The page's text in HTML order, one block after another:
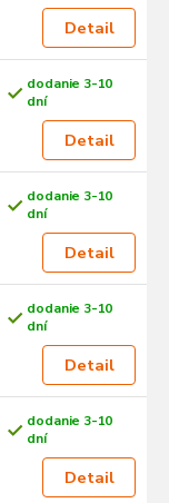
Detail
dodanie 3-10
dní
Detail
dodanie 3-10
dní
Detail
dodanie 3-10
dní
Detail
dodanie 3-10
dní
Detail